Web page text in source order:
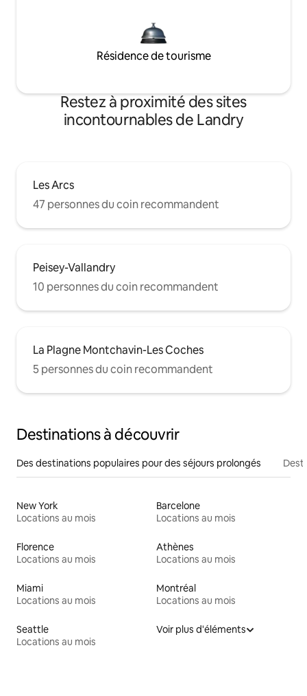
Résidence de tourisme
Restez à proximité des sites
incontournables de Landry
Les Arcs
47 personnes du coin recommandent
Peisey-Vallandry
10 personnes du coin recommandent
La Plagne Montchavin-Les Coches
5 personnes du coin recommandent
Destinations à découvrir
Des destinations populaires pour des séjours prolongés
New York
Locations au mois
Barcelone
Locations au mois
Florence
Locations au mois
Athènes
Locations au mois
Miami
Locations au mois
Montréal
Locations au mois
Seattle
Locations au mois
Voir plus d'éléments